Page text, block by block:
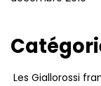
Les Giallorossi